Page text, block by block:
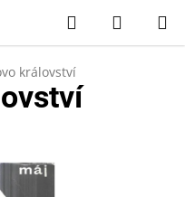
Hledat
KOŠÍK
království